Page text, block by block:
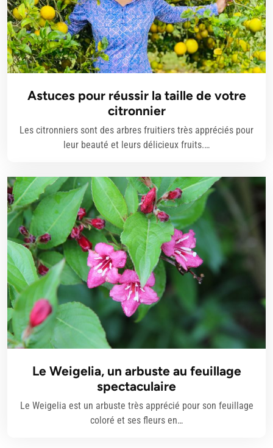
Astuces pour réussir la taille de votre
citronnier
Les citronniers sont des arbres fruitiers très appréciés pour
leur beauté et leurs délicieux fruits.…
Le Weigelia, un arbuste au feuillage
spectaculaire
Le Weigelia est un arbuste très apprécié pour son feuillage
coloré et ses fleurs en…